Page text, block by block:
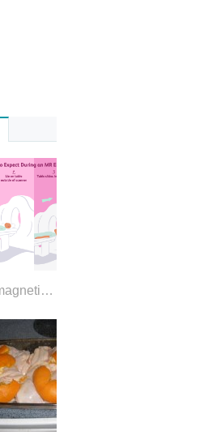
Hva er magnetisk resonansenterografi?